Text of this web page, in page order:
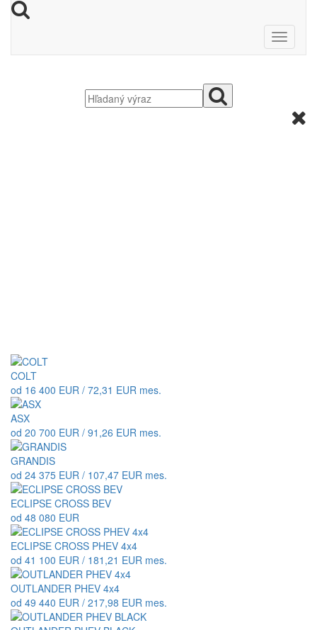
COLT
od 16 400 EUR / 72,31 EUR mes.
ASX
od 20 700 EUR / 91,26 EUR mes.
GRANDIS
od 24 375 EUR / 107,47 EUR mes.
ECLIPSE CROSS BEV
od 48 080 EUR
ECLIPSE CROSS PHEV 4x4
od 41 100 EUR / 181,21 EUR mes.
OUTLANDER PHEV 4x4
od 49 440 EUR / 217,98 EUR mes.